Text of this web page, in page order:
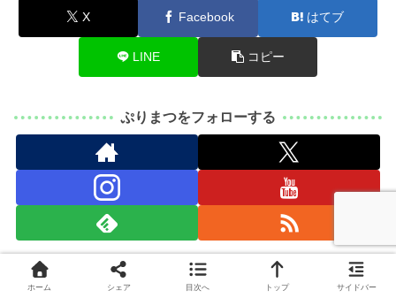
X Facebook はてブ
LINE コピー
ぷりまつをフォローする
ぷりまつ
ホーム シェア 目次へ トップ サイドバー